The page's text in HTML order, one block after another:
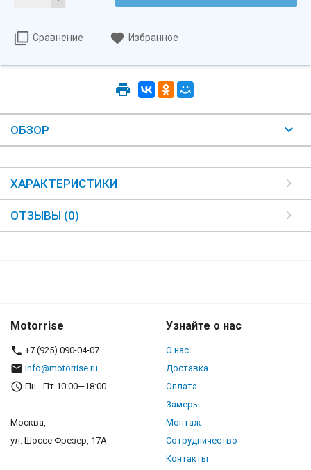
Сравнение Избранное
ОБЗОР
ХАРАКТЕРИСТИКИ
ОТЗЫВЫ (0)
Motorrise
+7 (925) 090-04-07
info@motorrise.ru
Пн - Пт 10:00—18:00
Москва,
ул. Шоссе Фрезер, 17А
Узнайте о нас
О нас
Доставка
Оплата
Замеры
Монтаж
Сотрудничество
Контакты